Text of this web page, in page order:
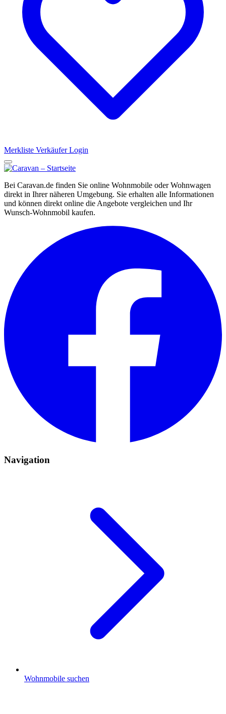
Merkliste Verkäufer Login
Bei Caravan.de finden Sie online Wohnmobile oder Wohnwagen
direkt in Ihrer näheren Umgebung. Sie erhalten alle Informationen
und können direkt online die Angebote vergleichen und Ihr
Wunsch-Wohnmobil kaufen.
Navigation
Wohnmobile suchen